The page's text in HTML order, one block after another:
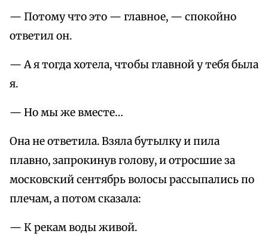
— Потому что это — главное, — спокойно
ответил он.
— А я тогда хотела, чтобы главной у тебя была
я.
— Но мы же вместе…
Она не ответила. Взяла бутылку и пила
плавно, запрокинув голову, и отросшие за
московский сентябрь волосы рассыпались по
плечам, а потом сказала:
— К рекам воды живой.